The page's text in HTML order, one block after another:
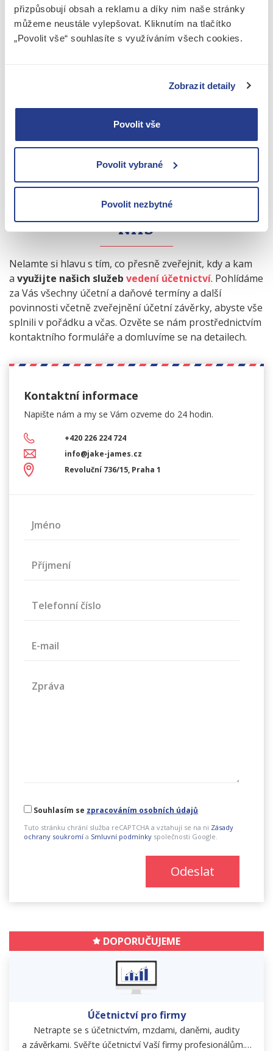
přizpůsobují obsah a reklamu a díky nim naše stránky
můžeme neustále vylepšovat. Kliknutím na tlačítko
„Povolit vše“ souhlasíte s využíváním všech cookies.
Zobrazit detaily
Povolit vše
Povolit vybrané
Povolit nezbytné
porušování povinnosti zveřejnit účetní závěrku může
rejstříkový soud i bez návrhu zahájit řízení o zrušení
s likvidací zapsané účetní jednotky.
porušení péče řádného hospodáře, což může mít
NEVÍTE SI RADY SE
ZVEŘEJNĚNÍM ÚČETNÍ
ZÁVĚRKY? OBRAŤTE SE NA
NÁS
Nelamte si hlavu s tím, co přesně zveřejnit, kdy a kam
a využijte našich služeb vedení účetnictví. Pohlídáme
za Vás všechny účetní a daňové termíny a další
povinnosti včetně zveřejnění účetní závěrky, abyste vše
splnili v pořádku a včas. Ozvěte se nám prostřednictvím
kontaktního formuláře a domluvíme se na detailech.
Kontaktní informace
Napište nám a my se Vám ozveme do 24 hodin.
+420 226 224 724
info@jake-james.cz
Revoluční 736/15, Praha 1
Jméno
Příjmení
Telefonní číslo
E-mail
Zpráva
Souhlasím se zpracováním osobních údajů
Tuto stránku chrání služba reCAPTCHA a vztahují se na ni Zásady
ochrany soukromí a Smluvní podmínky společnosti Google.
Odeslat
DOPORUČUJEME
Účetnictví pro firmy
Netrapte se s účetnictvím, mzdami, daněmi, audity
a závěrkami. Svěřte účetnictví Vaší firmy profesionálům.…